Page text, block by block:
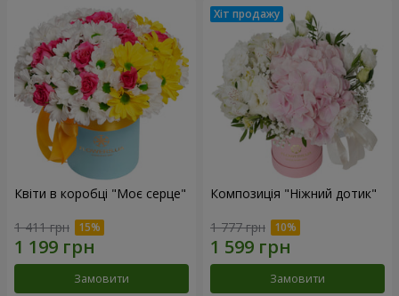
Квіти в коробці "Моє серце"
1 411 грн
Замовити
Композиція "Ніжний дотик"
1 777 грн
Замовити